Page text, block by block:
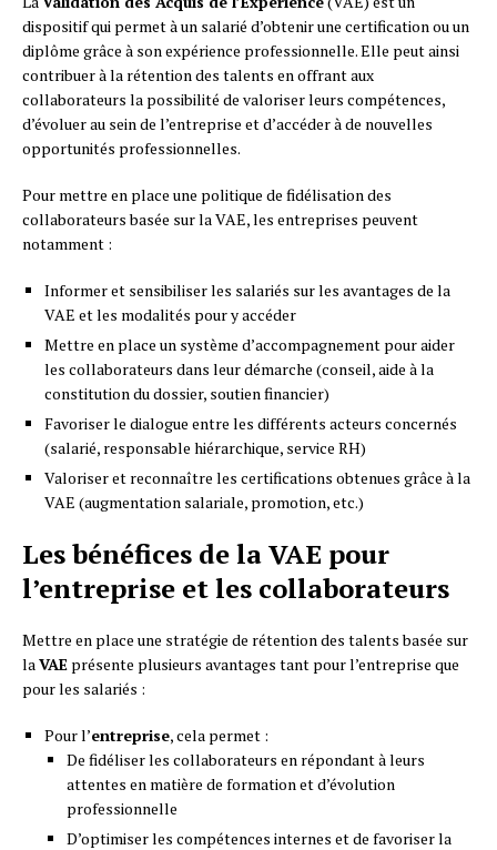
dispositif qui permet à un salarié d’obtenir une certification ou un
diplôme grâce à son expérience professionnelle. Elle peut ainsi
contribuer à la rétention des talents en offrant aux
collaborateurs la possibilité de valoriser leurs compétences,
d’évoluer au sein de l’entreprise et d’accéder à de nouvelles
opportunités professionnelles.
Pour mettre en place une politique de fidélisation des
collaborateurs basée sur la VAE, les entreprises peuvent
notamment :
Informer et sensibiliser les salariés sur les avantages de la
VAE et les modalités pour y accéder
Mettre en place un système d’accompagnement pour aider
les collaborateurs dans leur démarche (conseil, aide à la
constitution du dossier, soutien financier)
Favoriser le dialogue entre les différents acteurs concernés
(salarié, responsable hiérarchique, service RH)
Valoriser et reconnaître les certifications obtenues grâce à la
VAE (augmentation salariale, promotion, etc.)
Les bénéfices de la VAE pour
l’entreprise et les collaborateurs
Mettre en place une stratégie de rétention des talents basée sur
la VAE présente plusieurs avantages tant pour l’entreprise que
pour les salariés :
Pour l’entreprise, cela permet :
De fidéliser les collaborateurs en répondant à leurs
attentes en matière de formation et d’évolution
professionnelle
D’optimiser les compétences internes et de favoriser la